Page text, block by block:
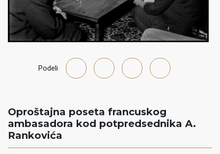
Podeli
Oproštajna poseta francuskog
ambasadora kod potpredsednika A.
Rankovića